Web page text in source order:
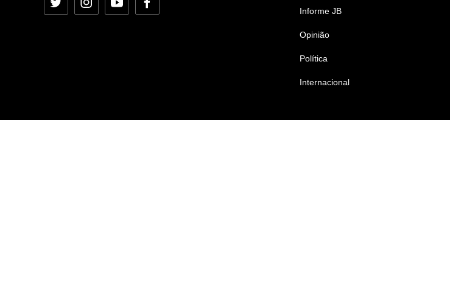
Twitter InstagramYouTubeFacebook Informe JB
Opinião
Política
Internacional